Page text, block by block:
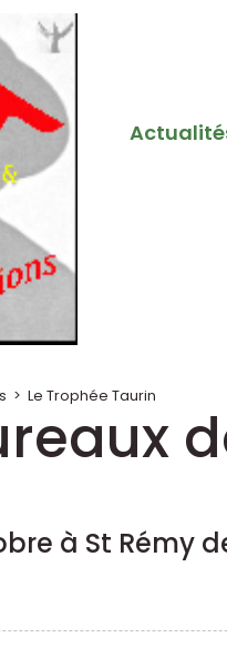
> Le Trophée Taurin
à St Rémy